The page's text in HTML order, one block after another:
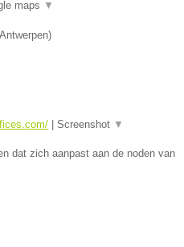
maps ▼
Antwerpen)
| Screenshot ▼
dat zich aanpast aan de noden van